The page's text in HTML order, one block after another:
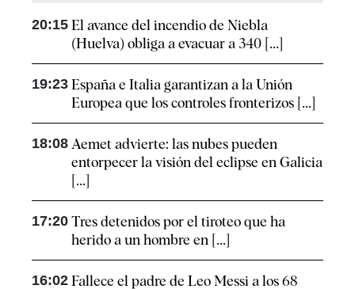
20:15 El avance del incendio de Niebla
(Huelva) obliga a evacuar a 340 [...]
19:23 España e Italia garantizan a la Unión
Europea que los controles fronterizos [...]
18:08 Aemet advierte: las nubes pueden
entorpecer la visión del eclipse en Galicia
[...]
17:20 Tres detenidos por el tiroteo que ha
herido a un hombre en [...]
16:02 Fallece el padre de Leo Messi a los 68